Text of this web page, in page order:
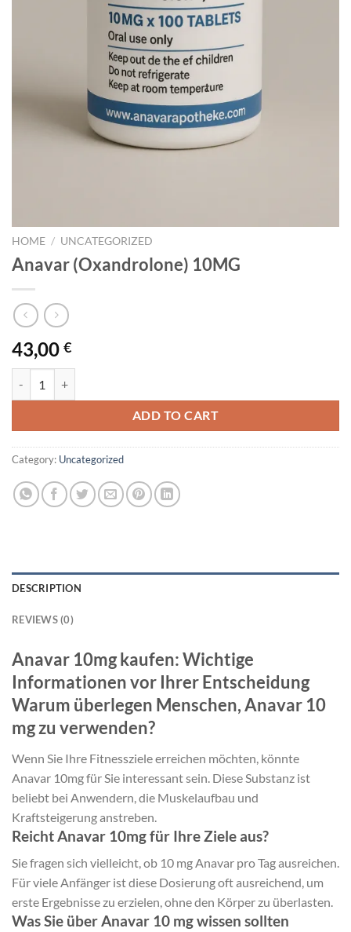
HOME / UNCATEGORIZED
Anavar (Oxandrolone) 10MG
43,00 €
ADD TO CART
Category: Uncategorized
DESCRIPTION
REVIEWS (0)
Anavar 10mg kaufen: Wichtige
Informationen vor Ihrer Entscheidung
Warum überlegen Menschen, Anavar 10
mg zu verwenden?
Wenn Sie Ihre Fitnessziele erreichen möchten, könnte
Anavar 10mg für Sie interessant sein. Diese Substanz ist
beliebt bei Anwendern, die Muskelaufbau und
Kraftsteigerung anstreben.
Reicht Anavar 10mg für Ihre Ziele aus?
Sie fragen sich vielleicht, ob 10 mg Anavar pro Tag ausreichen.
Für viele Anfänger ist diese Dosierung oft ausreichend, um
erste Ergebnisse zu erzielen, ohne den Körper zu überlasten.
Was Sie über Anavar 10 mg wissen sollten